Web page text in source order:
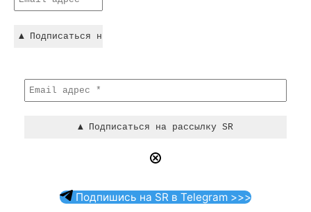
Подпишись на SR в Telegram >>>